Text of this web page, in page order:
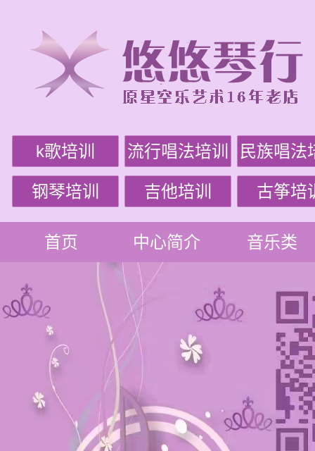
k歌培训 流行唱法培训 民族唱法
钢琴培训 吉他培训 古筝培
首页 中心简介 音乐类